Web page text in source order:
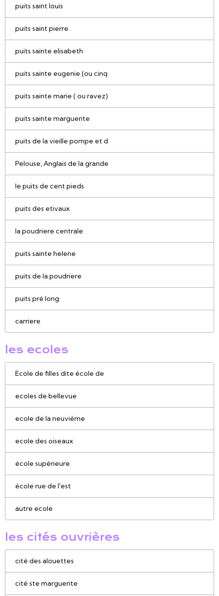
puits saint louis
puits saint pierre
puits sainte elisabeth
puits sainte eugenie (ou cinq
puits sainte marie ( ou ravez)
puits sainte marguerite
puits de la vieille pompe et d
Pelouse, Anglais de la grande
le puits de cent pieds
puits des etivaux
la poudriere centrale
puits sainte helene
puits de la poudriere
puits pré long
carriere
les ecoles
Ecole de filles dite école de
ecoles de bellevue
ecole de la neuviéme
ecole des oiseaux
école supérieure
école rue de l'est
autre ecole
les cités ouvrières
cité des alouettes
cité ste marguerite